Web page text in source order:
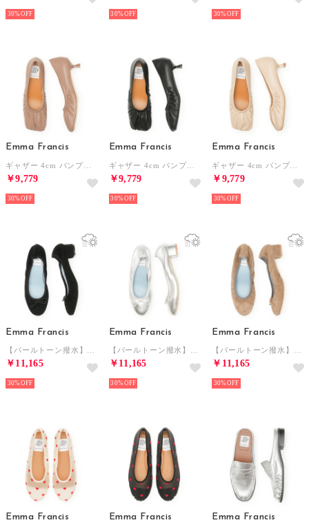
30% 30% 30%
Emma Francis
￥9,779
30%
Emma Francis
￥9,779
30%
Emma Francis
￥9,779
30%
Emma Francis
￥11,165
30%
Emma Francis
￥11,165
30%
Emma Francis
￥11,165
30%
Emma Francis Emma Francis Emma Francis